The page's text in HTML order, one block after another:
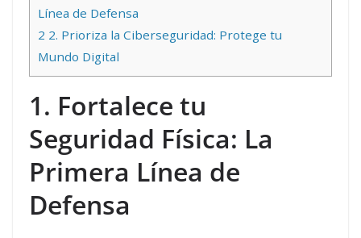
Línea de Defensa
2 2. Prioriza la Ciberseguridad: Protege tu
Mundo Digital
1. Fortalece tu
Seguridad Física: La
Primera Línea de
Defensa